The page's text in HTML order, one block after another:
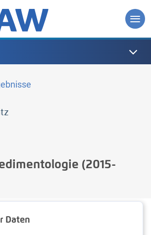
(2015-
Daten